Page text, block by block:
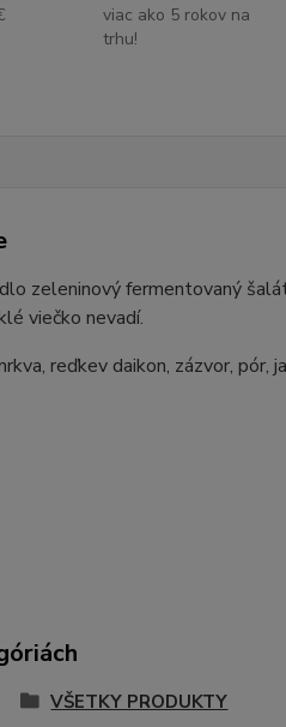
viac ako 5 rokov na
trhu!
zeleninový fermentovaný
viečko nevadí.
reďkev daikon, zázvor, pór,
VŠETKY PRODUKTY